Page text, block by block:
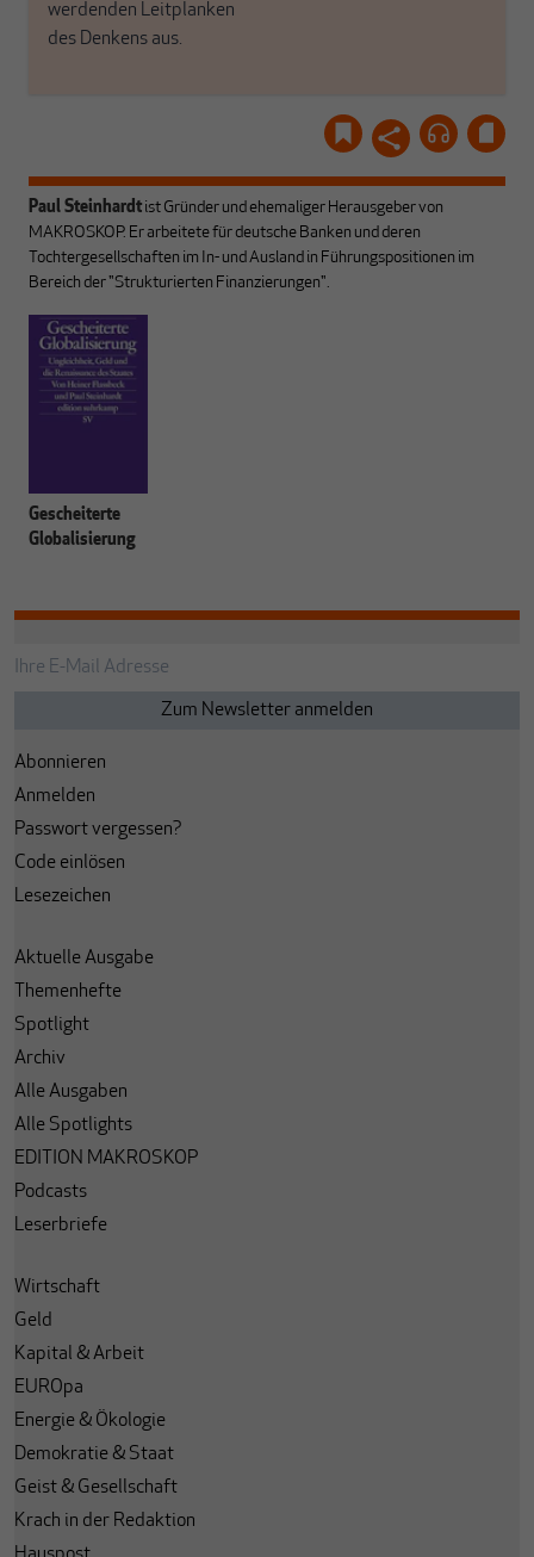
werdenden Leitplanken
des Denkens aus.
Paul Steinhardt ist Gründer und ehemaliger Herausgeber von
MAKROSKOP. Er arbeitete für deutsche Banken und deren
Tochtergesellschaften im In- und Ausland in Führungspositionen im
Bereich der "Strukturierten Finanzierungen".
Gescheiterte
Globalisierung
Abonnieren
Anmelden
Passwort vergessen?
Code einlösen
Lesezeichen
Aktuelle Ausgabe
Themenhefte
Spotlight
Archiv
Alle Ausgaben
Alle Spotlights
EDITION MAKROSKOP
Podcasts
Leserbriefe
Wirtschaft
Geld
Kapital & Arbeit
EUROpa
Energie & Ökologie
Demokratie & Staat
Geist & Gesellschaft
Krach in der Redaktion